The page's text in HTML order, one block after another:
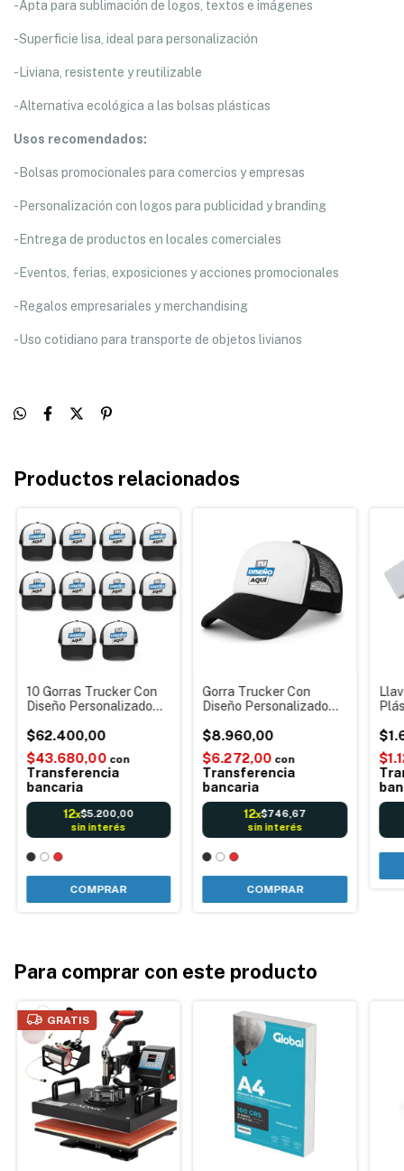
-Apta para sublimación de logos, textos e imágenes
-Superficie lisa, ideal para personalización
-Liviana, resistente y reutilizable
-Alternativa ecológica a las bolsas plásticas
Usos recomendados:
-Bolsas promocionales para comercios y empresas
-Personalización con logos para publicidad y branding
-Entrega de productos en locales comerciales
-Eventos, ferias, exposiciones y acciones promocionales
-Regalos empresariales y merchandising
-Uso cotidiano para transporte de objetos livianos
Productos relacionados
10 Gorras Trucker Con
Diseño Personalizado
Unidad Talle Regulable
$62.400,00
$43.680,00 con
Transferencia
bancaria
12x$5.200,00
sin interés
COMPRAR
Gorra Trucker Con
Diseño Personalizado
Unidad Talle Regulable
$8.960,00
$6.272,00 con
Transferencia
bancaria
12x$746,67
sin interés
COMPRAR
Para comprar con este producto
GRATIS